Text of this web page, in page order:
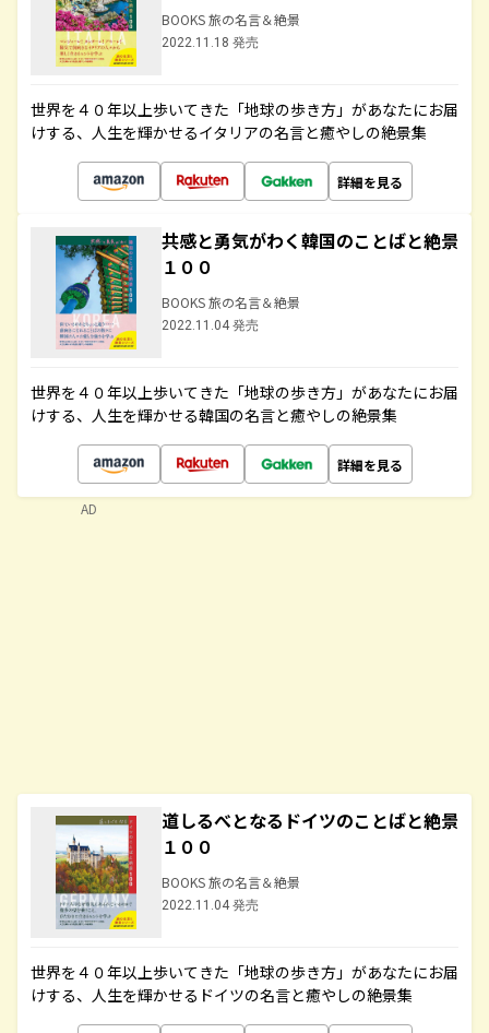
BOOKS 旅の名言＆絶景
2022.11.18 発売
世界を４０年以上歩いてきた「地球の歩き方」があなたにお届
けする、人生を輝かせるイタリアの名言と癒やしの絶景集
詳細を見る
共感と勇気がわく韓国のことばと絶景
１００
BOOKS 旅の名言＆絶景
2022.11.04 発売
世界を４０年以上歩いてきた「地球の歩き方」があなたにお届
けする、人生を輝かせる韓国の名言と癒やしの絶景集
詳細を見る
道しるべとなるドイツのことばと絶景
１００
BOOKS 旅の名言＆絶景
2022.11.04 発売
世界を４０年以上歩いてきた「地球の歩き方」があなたにお届
けする、人生を輝かせるドイツの名言と癒やしの絶景集
AD